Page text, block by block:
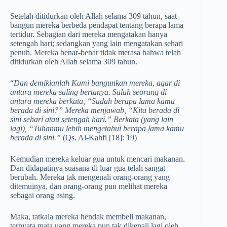
Setelah ditidurkan oleh Allah selama 309 tahun, saat
bangun mereka berbeda pendapat tentang berapa lama
tertidur. Sebagian dari mereka mengatakan hanya
setengah hari; sedangkan yang lain mengatakan sehari
penuh. Mereka benar-benar tidak merasa bahwa telah
ditidurkan oleh Allah selama 309 tahun.
“Dan demikianlah Kami bangunkan mereka, agar di
antara mereka saling bertanya. Salah seorang di
antara mereka berkata, “Sudah berapa lama kamu
berada di sini?” Mereka menjawab, “Kita berada di
sini sehari atau setengah hari.” Berkata (yang lain
lagi), “Tuhanmu lebih mengetahui berapa lama kamu
berada di sini.” (Qs. Al-Kahfi [18]: 19)
Kemudian mereka keluar gua untuk mencari makanan.
Dan didapatinya suasana di luar gua telah sangat
berubah. Mereka tak mengenali orang-orang yang
ditemuinya, dan orang-orang pun melihat mereka
sebagai orang asing.
Maka, tatkala mereka hendak membeli makanan,